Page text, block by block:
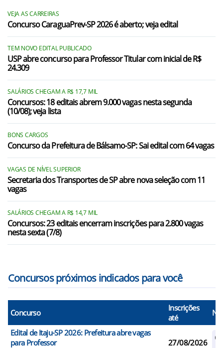
Bauru/SP
Bocaina/SP
Boracéia/SP
Borebi/SP
Cabrália Paulista/SP
Duartina/SP
Espírito Santo do Turvo/SP
Fernão/SP
Gália/SP
Iacanga/SP
Igaraçu do Tietê/SP
Itaju/SP
VEJA AS CARREIRAS
Concurso CaraguaPrev-SP 2026 é aberto; veja edital
TEM NOVO EDITAL PUBLICADO
USP abre concurso para Professor Titular com inicial de R$
24.309
SALÁRIOS CHEGAM A R$ 17,7 MIL
Concursos: 18 editais abrem 9.000 vagas nesta segunda
(10/08); veja lista
BONS CARGOS
Concurso da Prefeitura de Bálsamo-SP: Sai edital com 64 vagas
VAGAS DE NÍVEL SUPERIOR
Secretaria dos Transportes de SP abre nova seleção com 11
vagas
SALÁRIOS CHEGAM A R$ 14,7 MIL
Concursos: 23 editais encerram inscrições para 2.800 vagas
nesta sexta (7/8)
Concursos próximos indicados para você
Concurso
Inscrições
até
N°
Edital de Itaju-SP 2026: Prefeitura abre vagas
para Professor
27/08/2026